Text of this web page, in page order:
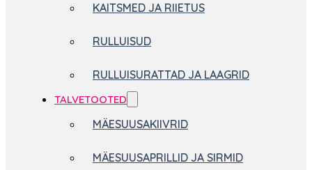
KAITSMED JA RIIETUS
RULLUISUD
RULLUISURATTAD JA LAAGRID
TALVETOOTED
MÄESUUSAKIIVRID
MÄESUUSAPRILLID JA SIRMID